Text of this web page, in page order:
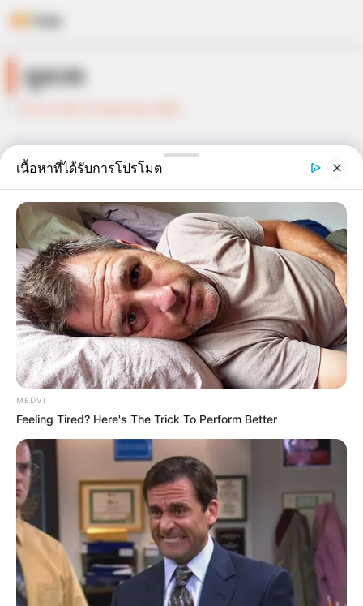
Skip
to
ดูดวง
ดวงรายวัน 13 กันยายน 2565
13 ก.ย. 2022
ดวงรายวัน 10 กันยายน 2565
10 ก.ย. 2022
หวยลาว วันศุกร์ 9 กันยายน
2565
9 ก.ย. 2022
ดูดวง 12 ราศี โดย อ.คฑา
เนื้อหาที่ได้รับการโปรโมต
MEDVI
Feeling Tired? Here's The Trick To Perform Better